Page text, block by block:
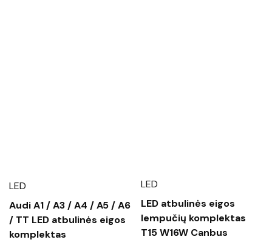
LED
Audi A1 / A3 / A4 / A5 / A6
/ TT LED atbulinės eigos
komplektas
LED
LED atbulinės eigos
lempučių komplektas
T15 W16W Canbus